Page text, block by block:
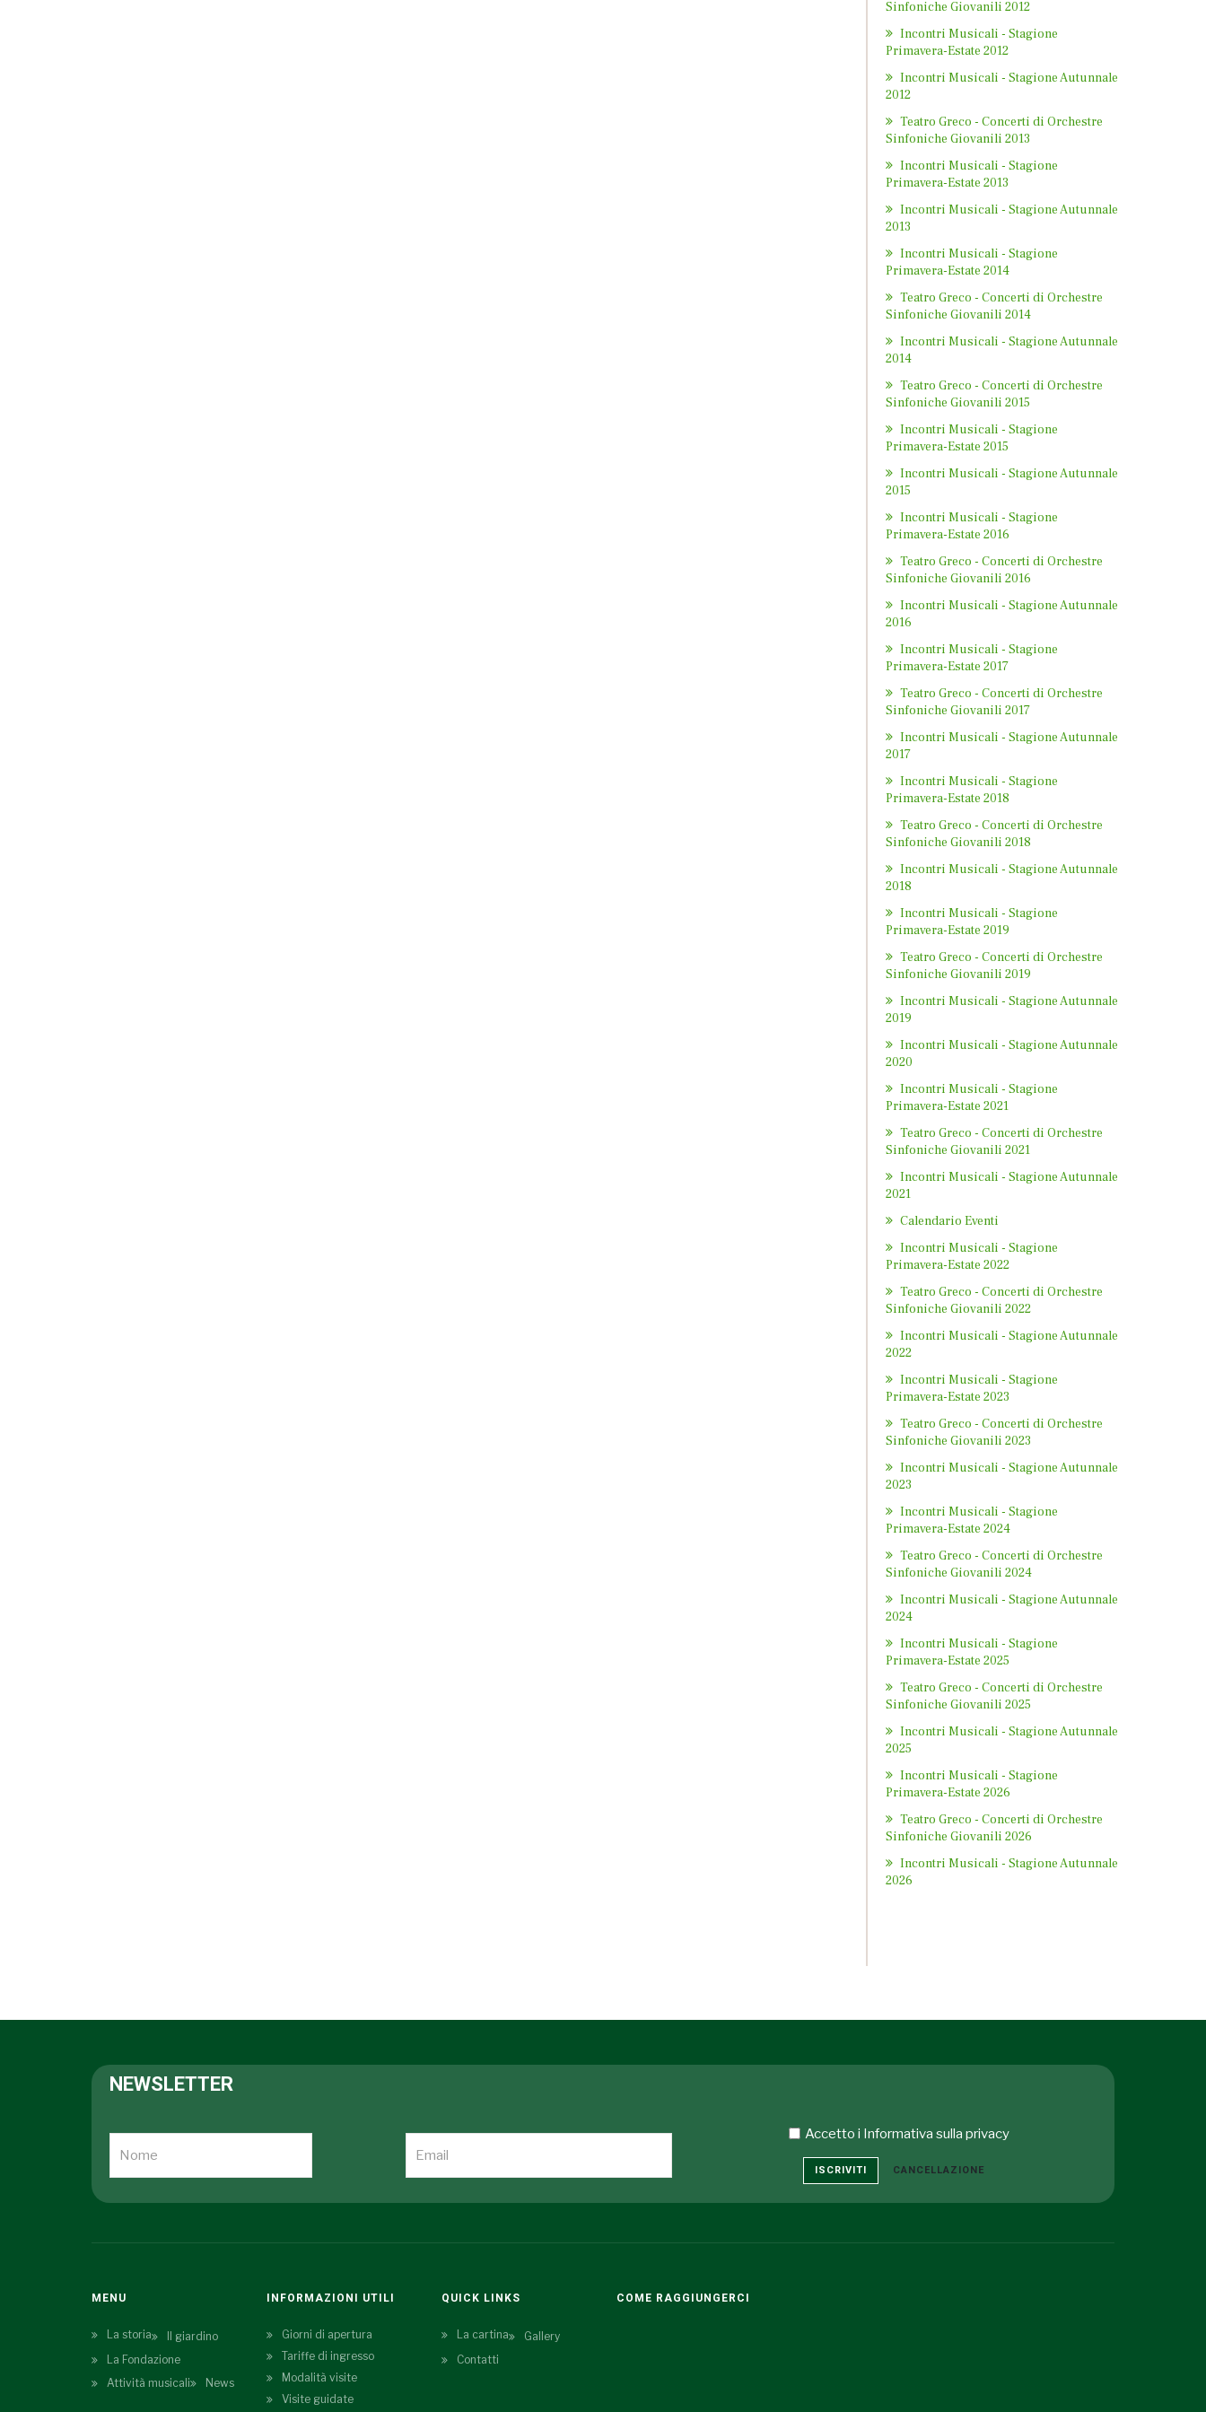
Sinfoniche Giovanili 2012
Incontri Musicali - Stagione
Primavera-Estate 2012
Incontri Musicali - Stagione Autunnale
2012
Teatro Greco - Concerti di Orchestre
Sinfoniche Giovanili 2013
Incontri Musicali - Stagione
Primavera-Estate 2013
Incontri Musicali - Stagione Autunnale
2013
Incontri Musicali - Stagione
Primavera-Estate 2014
Teatro Greco - Concerti di Orchestre
Sinfoniche Giovanili 2014
Incontri Musicali - Stagione Autunnale
2014
Teatro Greco - Concerti di Orchestre
Sinfoniche Giovanili 2015
Incontri Musicali - Stagione
Primavera-Estate 2015
Incontri Musicali - Stagione Autunnale
2015
Incontri Musicali - Stagione
Primavera-Estate 2016
Teatro Greco - Concerti di Orchestre
Sinfoniche Giovanili 2016
Incontri Musicali - Stagione Autunnale
2016
Incontri Musicali - Stagione
Primavera-Estate 2017
Teatro Greco - Concerti di Orchestre
Sinfoniche Giovanili 2017
Incontri Musicali - Stagione Autunnale
2017
Incontri Musicali - Stagione
Primavera-Estate 2018
Teatro Greco - Concerti di Orchestre
Sinfoniche Giovanili 2018
Incontri Musicali - Stagione Autunnale
2018
Incontri Musicali - Stagione
Primavera-Estate 2019
Teatro Greco - Concerti di Orchestre
Sinfoniche Giovanili 2019
Incontri Musicali - Stagione Autunnale
2019
Incontri Musicali - Stagione Autunnale
2020
Incontri Musicali - Stagione
Primavera-Estate 2021
Teatro Greco - Concerti di Orchestre
Sinfoniche Giovanili 2021
Incontri Musicali - Stagione Autunnale
2021
Calendario Eventi
Incontri Musicali - Stagione
Primavera-Estate 2022
Teatro Greco - Concerti di Orchestre
Sinfoniche Giovanili 2022
Incontri Musicali - Stagione Autunnale
2022
Incontri Musicali - Stagione
Primavera-Estate 2023
Teatro Greco - Concerti di Orchestre
Sinfoniche Giovanili 2023
Incontri Musicali - Stagione Autunnale
2023
Incontri Musicali - Stagione
Primavera-Estate 2024
Teatro Greco - Concerti di Orchestre
Sinfoniche Giovanili 2024
Incontri Musicali - Stagione Autunnale
2024
Incontri Musicali - Stagione
Primavera-Estate 2025
Teatro Greco - Concerti di Orchestre
Sinfoniche Giovanili 2025
Incontri Musicali - Stagione Autunnale
2025
Incontri Musicali - Stagione
Primavera-Estate 2026
Teatro Greco - Concerti di Orchestre
Sinfoniche Giovanili 2026
Incontri Musicali - Stagione Autunnale
2026
NEWSLETTER
Accetto i Informativa sulla privacy
ISCRIVITI CANCELLAZIONE
MENU
La storia
Il giardino
La Fondazione
Attività musicali
News
INFORMAZIONI UTILI
Giorni di apertura
Tariffe di ingresso
Modalità visite
Visite guidate
QUICK LINKS
La cartina
Gallery
Contatti
COME RAGGIUNGERCI